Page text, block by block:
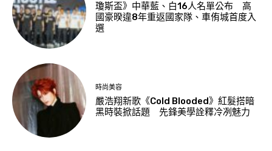
瓊斯盃》中華藍、白16人名單公布 高
國豪暌違8年重返國家隊、車侑城首度入
選
時尚美容
嚴浩翔新歌《Cold Blooded》紅髮搭暗
黑時裝掀話題 先鋒美學詮釋冷冽魅力